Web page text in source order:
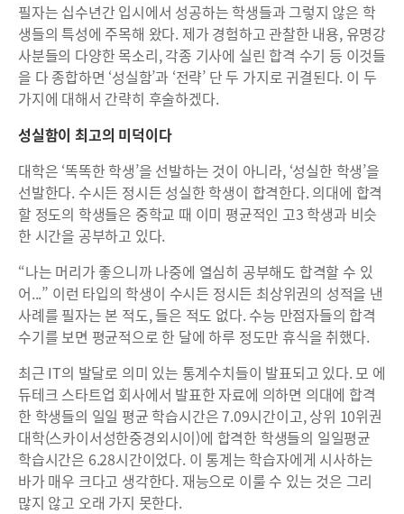
필자는 십수년간 입시에서 성공하는 학생들과 그렇지 않은 학
생들의 특성에 주목해 왔다. 제가 경험하고 관찰한 내용, 유명강
사분들의 다양한 목소리, 각종 기사에 실린 합격 수기 등 이것들
을 다 종합하면 ‘성실함’과 ‘전략’ 단 두 가지로 귀결된다. 이 두
가지에 대해서 간략히 후술하겠다.
성실함이 최고의 미덕이다
대학은 ‘똑똑한 학생’을 선발하는 것이 아니라, ‘성실한 학생’을
선발한다. 수시든 정시든 성실한 학생이 합격한다. 의대에 합격
할 정도의 학생들은 중학교 때 이미 평균적인 고3 학생과 비슷
한 시간을 공부하고 있다.
“나는 머리가 좋으니까 나중에 열심히 공부해도 합격할 수 있
어...” 이런 타입의 학생이 수시든 정시든 최상위권의 성적을 낸
사례를 필자는 본 적도, 들은 적도 없다. 수능 만점자들의 합격
수기를 보면 평균적으로 한 달에 하루 정도만 휴식을 취했다.
최근 IT의 발달로 의미 있는 통계수치들이 발표되고 있다. 모 에
듀테크 스타트업 회사에서 발표한 자료에 의하면 의대에 합격
한 학생들의 일일 평균 학습시간은 7.09시간이고, 상위 10위권
대학(스카이서성한중경외시이)에 합격한 학생들의 일일평균
학습시간은 6.28시간이었다. 이 통계는 학습자에게 시사하는
바가 매우 크다고 생각한다. 재능으로 이룰 수 있는 것은 그리
많지 않고 오래 가지 못한다.